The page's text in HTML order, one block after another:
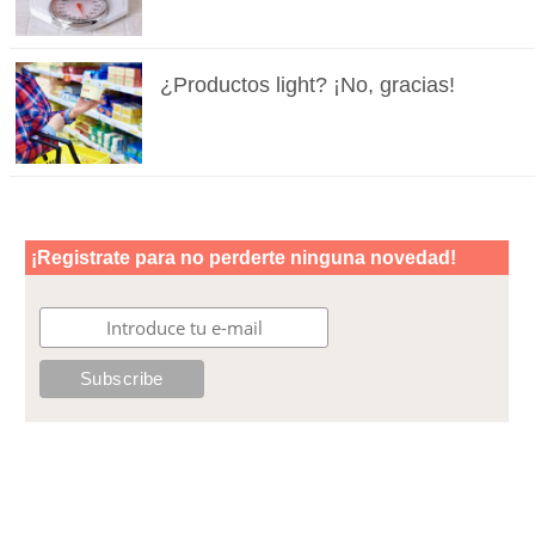
¿Productos light? ¡No, gracias!